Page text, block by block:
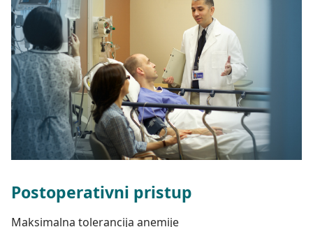
Postoperativni pristup
Maksimalna tolerancija anemije